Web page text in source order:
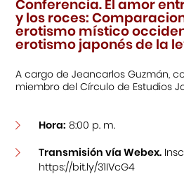
Conferencia. El amor
y los roces:
erotismo místico
erotismo japonés de la
A cargo de Jeancarlos Guzmán,
miembro del Círculo de Estudios
Hora: 8:00 p. m.
Transmisión vía Webex.
https://bit.ly/31IVcG4